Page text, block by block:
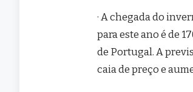
· A chegada do
para este ano é de
de Portugal. A
caia de preço e